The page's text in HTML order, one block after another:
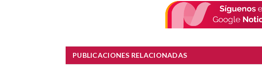
PUBLICACIONES RELACIONADAS